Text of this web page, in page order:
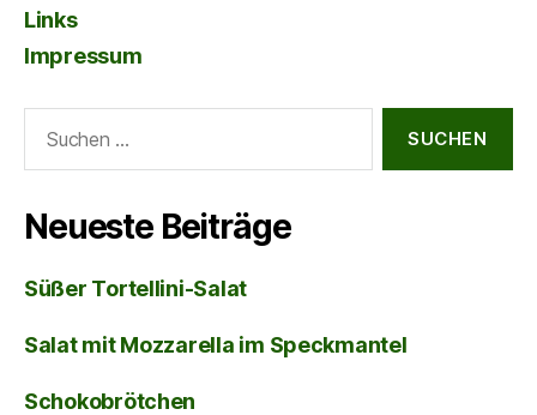
Links
Impressum
nach:
Neueste Beiträge
Süßer Tortellini-Salat
Salat mit Mozzarella im Speckmantel
Schokobrötchen